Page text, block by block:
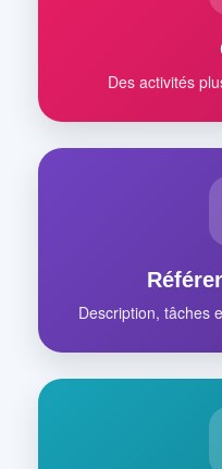
Des activités
Description, tâches